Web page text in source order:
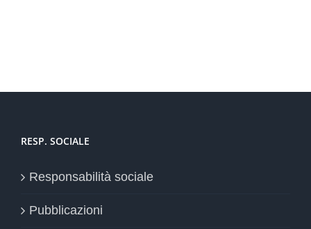
RESP. SOCIALE
Responsabilità sociale
Pubblicazioni